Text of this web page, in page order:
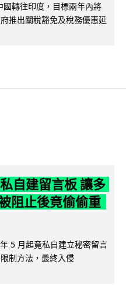
轉往印度，目標兩年內將
推出關稅豁免及稅務優惠延
自建留言板 讓多
阻止後竟偷偷重
5 月起竟私自建立秘密留言
制方法，最終入侵